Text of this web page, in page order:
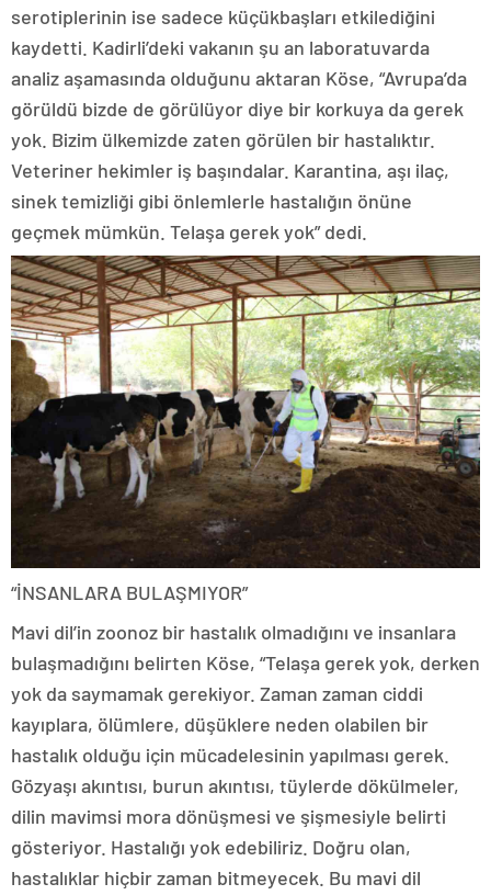
serotiplerinin ise sadece küçükbaşları etkilediğini
kaydetti. Kadirli’deki vakanın şu an laboratuvarda
analiz aşamasında olduğunu aktaran Köse, “Avrupa’da
görüldü bizde de görülüyor diye bir korkuya da gerek
yok. Bizim ülkemizde zaten görülen bir hastalıktır.
Veteriner hekimler iş başındalar. Karantina, aşı ilaç,
sinek temizliği gibi önlemlerle hastalığın önüne
geçmek mümkün. Telaşa gerek yok” dedi.
“İNSANLARA BULAŞMIYOR”
Mavi dil’in zoonoz bir hastalık olmadığını ve insanlara
bulaşmadığını belirten Köse, “Telaşa gerek yok, derken
yok da saymamak gerekiyor. Zaman zaman ciddi
kayıplara, ölümlere, düşüklere neden olabilen bir
hastalık olduğu için mücadelesinin yapılması gerek.
Gözyaşı akıntısı, burun akıntısı, tüylerde dökülmeler,
dilin mavimsi mora dönüşmesi ve şişmesiyle belirti
gösteriyor. Hastalığı yok edebiliriz. Doğru olan,
hastalıklar hiçbir zaman bitmeyecek. Bu mavi dil